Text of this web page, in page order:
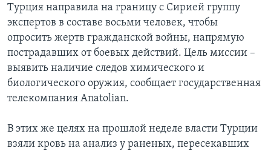
Турция направила на границу с Сирией группу
экспертов в составе восьми человек, чтобы
опросить жертв гражданской войны, напрямую
пострадавших от боевых действий. Цель миссии –
выявить наличие следов химического и
биологического оружия, сообщает государственная
телекомпания Anatolian.
В этих же целях на прошлой неделе власти Турции
взяли кровь на анализ у раненых, пересекавших